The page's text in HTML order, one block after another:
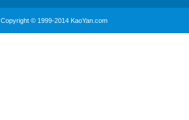
Copyright © 1999-2014 KaoYan.com